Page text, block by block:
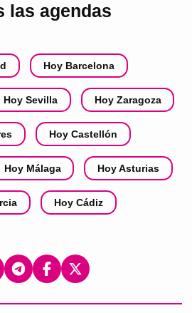
las agendas
Hoy Barcelona
Hoy Sevilla Hoy Zaragoza
Hoy Castellón
Hoy Málaga Hoy Asturias
Hoy Cádiz